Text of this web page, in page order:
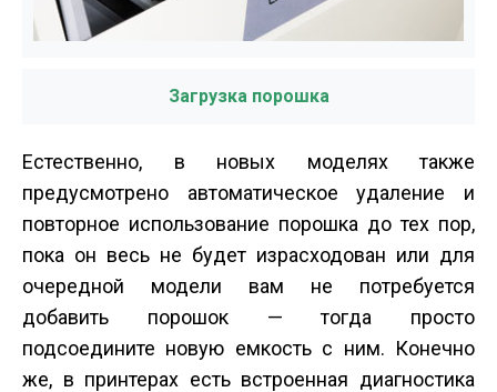
Загрузка порошка
Естественно, в новых моделях также
предусмотрено автоматическое удаление и
повторное использование порошка до тех пор,
пока он весь не будет израсходован или для
очередной модели вам не потребуется
добавить порошок — тогда просто
подсоедините новую емкость с ним. Конечно
же, в принтерах есть встроенная диагностика